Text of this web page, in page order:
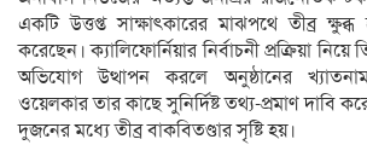
একটি উত্তপ্ত সাক্ষাৎকারের মাঝপথে তীব্র ক্ষুব্ধ
করেছেন। ক্যালিফোর্নিয়ার নির্বাচনী প্রক্রিয়া নিয়ে
অভিযোগ উত্থাপন করলে অনুষ্ঠানের
ওয়েলকার তার কাছে সুনির্দিষ্ট তথ্য-প্রমাণ দাবি
দুজনের মধ্যে তীব্র বাকবিতণ্ডার সৃষ্টি হয়।